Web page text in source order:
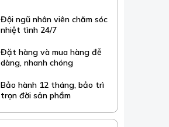
Đội ngũ nhân viên chăm sóc
nhiệt tình 24/7
Đặt hàng và mua hàng đễ
dàng, nhanh chóng
Bảo hành 12 tháng, bảo trì
trọn đời sản phẩm